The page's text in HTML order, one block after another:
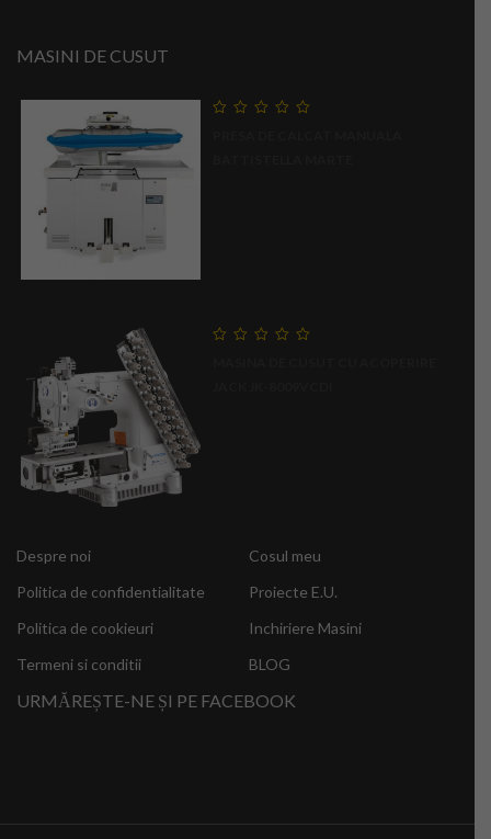
MASINI DE CUSUT
Despre noi
Politica de confidentialitate
Politica de cookieuri
Termeni si conditii
Cosul meu
Proiecte E.U.
Inchiriere Masini
BLOG
URMĂREȘTE-NE ȘI PE FACEBOOK